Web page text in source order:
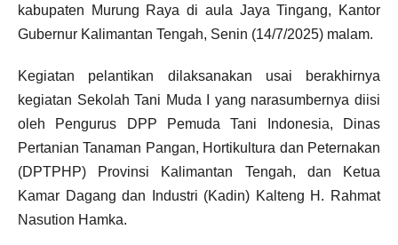
kabupaten Murung Raya di aula Jaya Tingang, Kantor
Gubernur Kalimantan Tengah, Senin (14/7/2025) malam.
Kegiatan pelantikan dilaksanakan usai berakhirnya
kegiatan Sekolah Tani Muda I yang narasumbernya diisi
oleh Pengurus DPP Pemuda Tani Indonesia, Dinas
Pertanian Tanaman Pangan, Hortikultura dan Peternakan
(DPTPHP) Provinsi Kalimantan Tengah, dan Ketua
Kamar Dagang dan Industri (Kadin) Kalteng H. Rahmat
Nasution Hamka.